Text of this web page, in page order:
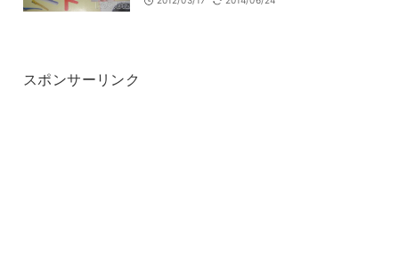
スポンサーリンク